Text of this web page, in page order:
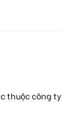
thuộc công ty